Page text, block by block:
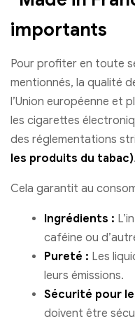
importants
Pour profiter en toute
mentionnés, la qualité
l’Union européenne et
les cigarettes
des réglementations
les produits du tabac).
Cela garantit au
Ingrédients :
caféine ou
Pureté : Les
leurs émissions.
Sécurité pour
doivent être